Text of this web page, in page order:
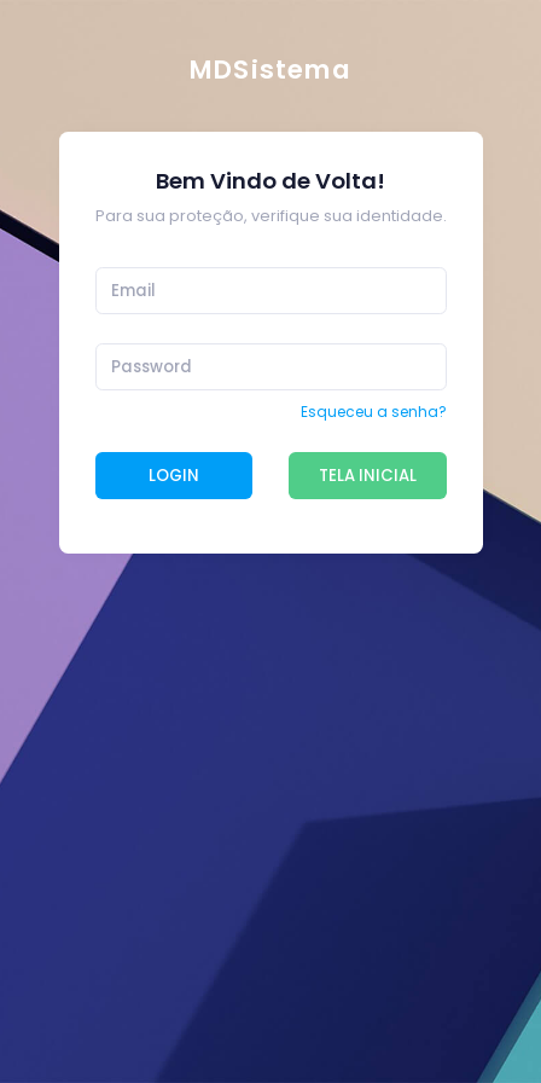
MDSistema
Bem Vindo de Volta!
Para sua proteção, verifique sua identidade.
Esqueceu a senha?
LOGIN TELA INICIAL